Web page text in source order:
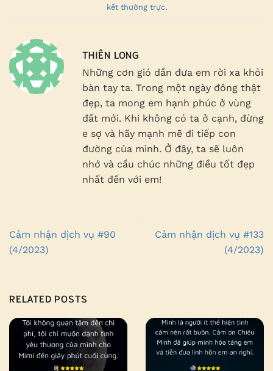
kết thường trực.
THIÊN LONG
Những cơn gió dần đưa em rời xa khỏi
bàn tay ta. Trong một ngày đông thật
đẹp, ta mong em hạnh phúc ở vùng
đất mới. Khi không có ta ở cạnh, đừng
e sợ và hãy mạnh mẽ đi tiếp con
đường của mình. Ở đây, ta sẽ luôn
nhớ và cầu chúc những điều tốt đẹp
nhất đến với em!
Cảm nhận dịch vụ #90
(4/2023)
Cảm nhận dịch vụ #133
(4/2023)
RELATED POSTS